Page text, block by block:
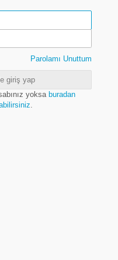
Parolamı Unuttum
giriş yap
yoksa buradan